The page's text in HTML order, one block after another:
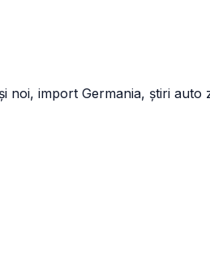
noi, import Germania, știri